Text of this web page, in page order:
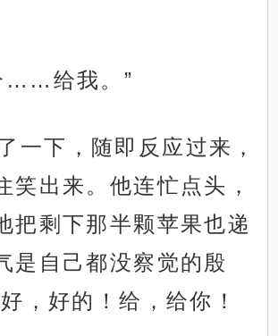
……给我。”
一下，随即反应过来，
笑出来。他连忙点头，
把剩下那半颗苹果也递
是自己都没察觉的殷
，好的！给，给你！